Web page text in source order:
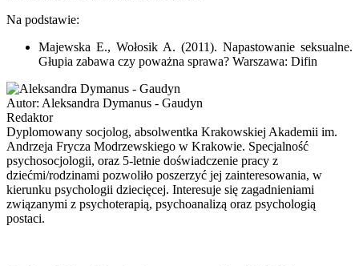
Na podstawie:
Majewska E., Wołosik A. (2011). Napastowanie seksualne.
Głupia zabawa czy poważna sprawa? Warszawa: Difin
Autor: Aleksandra Dymanus - Gaudyn
Redaktor
Dyplomowany socjolog, absolwentka Krakowskiej Akademii im.
Andrzeja Frycza Modrzewskiego w Krakowie. Specjalność
psychosocjologii, oraz 5-letnie doświadczenie pracy z
dziećmi/rodzinami pozwoliło poszerzyć jej zainteresowania, w
kierunku psychologii dziecięcej. Interesuje się zagadnieniami
związanymi z psychoterapią, psychoanalizą oraz psychologią
postaci.